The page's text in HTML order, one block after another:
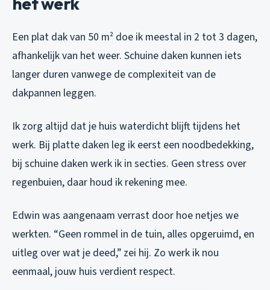
Een plat dak van 50 m² doe ik meestal in 2 tot 3 dagen,
afhankelijk van het weer. Schuine daken kunnen iets
langer duren vanwege de complexiteit van de
dakpannen leggen.
Ik zorg altijd dat je huis waterdicht blijft tijdens het
werk. Bij platte daken leg ik eerst een noodbedekking,
bij schuine daken werk ik in secties. Geen stress over
regenbuien, daar houd ik rekening mee.
Edwin was aangenaam verrast door hoe netjes we
werkten. “Geen rommel in de tuin, alles opgeruimd, en
uitleg over wat je deed,” zei hij. Zo werk ik nou
eenmaal, jouw huis verdient respect.